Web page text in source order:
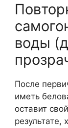
воды
После
иметь
оставит
результате,